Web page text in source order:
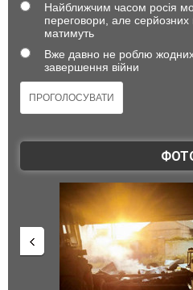
Найближчим часом росія
переговори, але серйозних
матимуть
Вже давно не роблю
завершення війни